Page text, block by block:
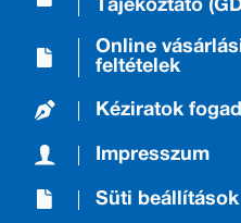
Tájékoztató
Online
feltételek
Kéziratok
Impresszum
Süti beállítások